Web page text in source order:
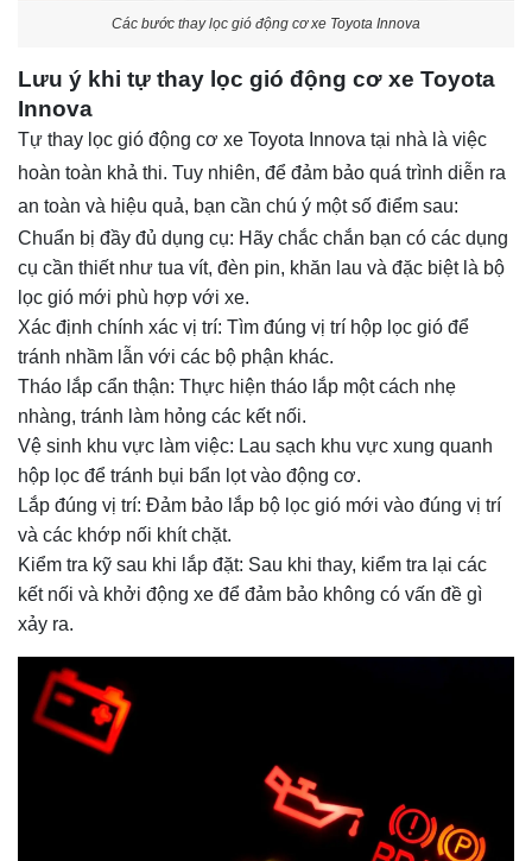
Các bước thay lọc gió động cơ xe Toyota Innova
Lưu ý khi tự thay lọc gió động cơ xe Toyota
Innova
Tự thay lọc gió động cơ xe Toyota Innova tại nhà là việc
hoàn toàn khả thi. Tuy nhiên, để đảm bảo quá trình diễn ra
an toàn và hiệu quả, bạn cần chú ý một số điểm sau:
Chuẩn bị đầy đủ dụng cụ: Hãy chắc chắn bạn có các dụng
cụ cần thiết như tua vít, đèn pin, khăn lau và đặc biệt là bộ
lọc gió mới phù hợp với xe.
Xác định chính xác vị trí: Tìm đúng vị trí hộp lọc gió để
tránh nhầm lẫn với các bộ phận khác.
Tháo lắp cẩn thận: Thực hiện tháo lắp một cách nhẹ
nhàng, tránh làm hỏng các kết nối.
Vệ sinh khu vực làm việc: Lau sạch khu vực xung quanh
hộp lọc để tránh bụi bẩn lọt vào động cơ.
Lắp đúng vị trí: Đảm bảo lắp bộ lọc gió mới vào đúng vị trí
và các khớp nối khít chặt.
Kiểm tra kỹ sau khi lắp đặt: Sau khi thay, kiểm tra lại các
kết nối và khởi động xe để đảm bảo không có vấn đề gì
xảy ra.